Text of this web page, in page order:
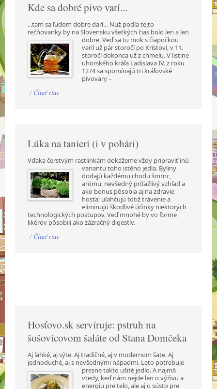
Kde sa dobré pivo varí...
...tam sa ľuďom dobre darí… Nuž podľa tejto
rečňovanky by na Slovensku všetkých čias bolo len a len
dobre. Veď sa tu mok s čiapočkou
varil už pár storočí po Kristovi, v 11.
storočí dokonca už z chmeľu. V listine
uhorského kráľa Ladislava IV. z roku
1274 sa spomínajú tri kráľovské
pivovary –
/ Čítať viac
Lúka na tanieri (i v pohári)
Vďaka čerstvým rastlinkám dokážeme vždy pripraviť inú
variantu toho istého jedla. Byliny
dodajú každému chodu šmrnc,
arómu, nevšedný príťažlivý vzhľad a
ako bonus pôsobia aj na zdravie
hosťa; uľahčujú totiž trávenie a
eliminujú škodlivé účinky niektorých
technologických postupov. Veď mnohé by vo forme
likérov pôsobili ako zázračný digestív.
/ Čítať viac
Hosťovo.sk servíruje: pstruh na
šošovicovom šaláte od Stana Domčeka
Aj ľahké, aj sýte. Aj tradičné, aj v modernom šate. Aj
jednoduché, aj s nevšednými nápadmi. Leto potrebuje
presne takto ušité jedlo. A najmä
vtedy, keď nám nejde len o výživu a
energiu pre telo, ale aj o sústo pre